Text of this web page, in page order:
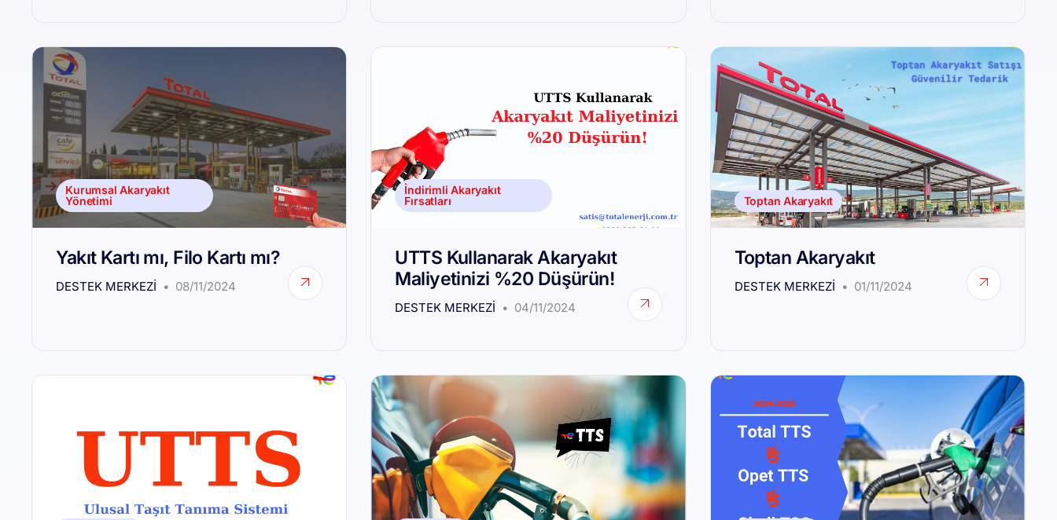
Kurumsal Akaryakıt
Yönetimi
Yakıt Kartı mı, Filo Kartı mı?
DESTEK MERKEZI 08/11/2024
İndirimli Akaryakıt
Fırsatları
UTTS Kullanarak Akaryakıt
Maliyetinizi %20 Düşürün!
DESTEK MERKEZI 04/11/2024
Toptan Akaryakıt
Toptan Akaryakıt
DESTEK MERKEZI 01/11/2024